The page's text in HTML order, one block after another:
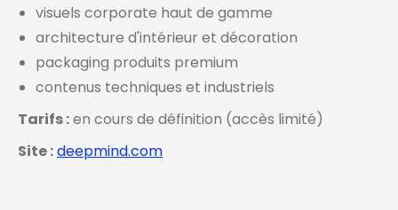
visuels corporate haut de gamme
architecture d'intérieur et décoration
packaging produits premium
contenus techniques et industriels
Tarifs :en cours de définition (accès limité)
Site :deepmind.com